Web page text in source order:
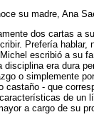
su madre, Ana
dos cartas a
Prefería hablar,
escribió a su
era dura
o simplemente
castaño - que
de un
a cargo de su